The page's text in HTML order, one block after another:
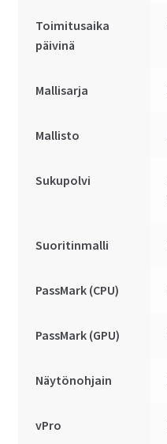
Toimitusaika
päivinä
Mallisarja
Mallisto
Sukupolvi
Suoritinmalli
PassMark (CPU)
PassMark (GPU)
Näytönohjain
vPro